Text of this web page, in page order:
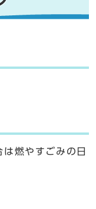
燃やすごみの日